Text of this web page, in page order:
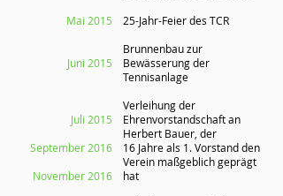
Mai 2015
Juni 2015
Juli 2015
September 2016
November 2016
25-Jahr-Feier des TCR
Brunnenbau zur
Bewässerung der
Tennisanlage
Verleihung der
Ehrenvorstandschaft an
Herbert Bauer, der
16 Jahre als 1. Vorstand den
Verein maßgeblich geprägt
hat